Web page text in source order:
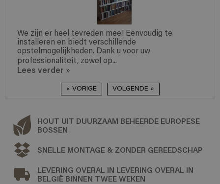
We zijn er heel tevreden mee! Eenvoudig te
installeren en biedt verschillende
opstelmogelijkheden. Dank u voor uw
professionaliteit, zowel op...
Lees verder »
« VORIGE VOLGENDE »
HOUT UIT DUURZAAM BEHEERDE EUROPESE
BOSSEN
SNELLE MONTAGE & ZONDER GEREEDSCHAP
LEVERING OVERAL IN LEVERING OVERAL IN
BELGIË BINNEN TWEE WEKEN